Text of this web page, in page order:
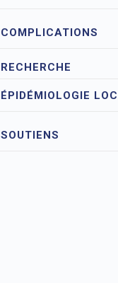
COMPLICATIONS
RECHERCHE
ÉPIDÉMIOLOGIE
SOUTIENS